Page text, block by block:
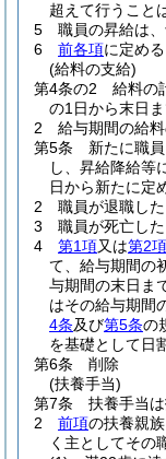
超えて行うこと
5
職員の昇給は
6
前各項に定め
(給料の支給)
第4条の2
給料の
の1日から末日ま
2
給与期間の給
第5条
新たに職
し、昇給降給等
日から新たに定
2
職員が退職し
3
職員が死亡し
4
第1項又は第2項
て、給与期間の
与期間の末日ま
はその給与期間
4条及び第5条の
を基礎として日
第6条
削除
(扶養手当)
第7条
扶養手当
2
前項の扶養親
く主としてその